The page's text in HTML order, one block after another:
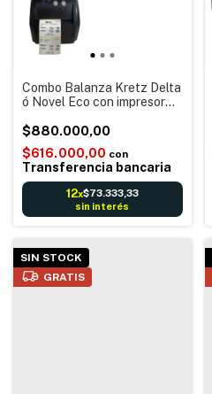
Combo Balanza Kretz Delta
ó Novel Eco con impresor
Ticket PIC
$880.000,00
$616.000,00 con
Transferencia bancaria
12x$73.333,33
sin interés
SIN STOCK
GRATIS